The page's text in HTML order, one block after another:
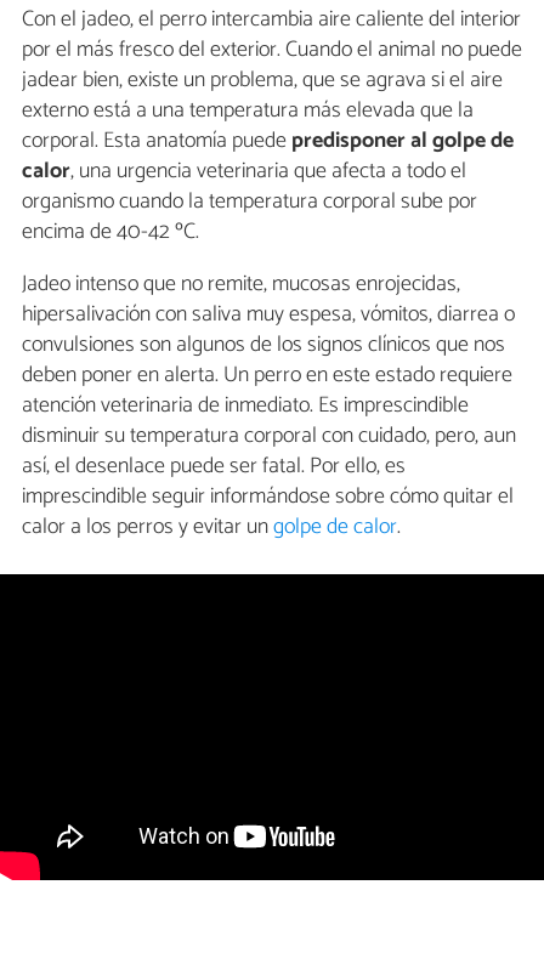
Con el jadeo, el perro intercambia aire caliente del interior
por el más fresco del exterior. Cuando el animal no puede
jadear bien, existe un problema, que se agrava si el aire
externo está a una temperatura más elevada que la
corporal. Esta anatomía puedepredisponer al golpe de
calor, una urgencia veterinaria que afecta a todo el
organismo cuando la temperatura corporal sube por
encima de 40-42 ºC.
Jadeo intenso que no remite, mucosas enrojecidas,
hipersalivación con saliva muy espesa, vómitos, diarrea o
convulsiones son algunos de los signos clínicos que nos
deben poner en alerta. Un perro en este estado requiere
atención veterinaria de inmediato. Es imprescindible
disminuir su temperatura corporal con cuidado, pero, aun
así, el desenlace puede ser fatal. Por ello, es
imprescindible seguir informándose sobre cómo quitar el
calor a los perros y evitar ungolpe de calor.